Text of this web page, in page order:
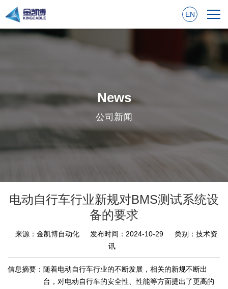
EN
News
公司新闻
电动自行车行业新规对BMS测试系统设
备的要求
来源：金凯博自动化 发布时间：2024-10-29
类别：技术资
讯
信息摘要： 随着电动自行车行业的不断发展，相关的新规不断出
台，对电动自行车的安全性、性能等方面提出了更高的